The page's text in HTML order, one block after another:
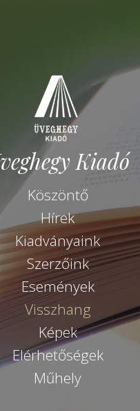
Kiadó
Köszöntő
Hírek
Kiadványaink
Szerzőink
Események
Visszhang
Képek
Elérhetőségek
Műhely